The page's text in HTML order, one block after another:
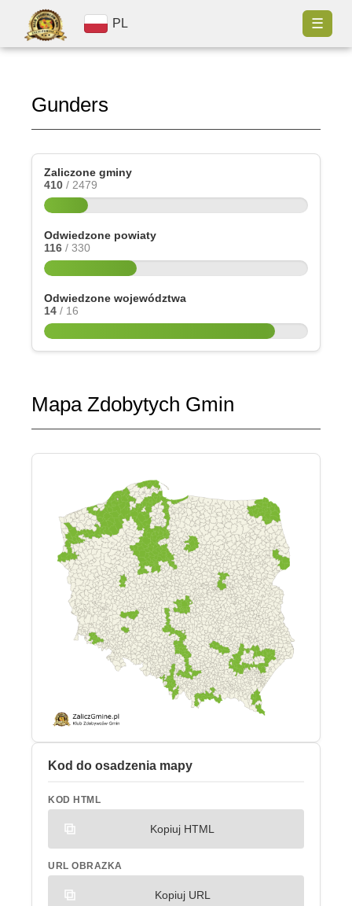
PL ☰
Gunders
Zaliczone gminy
410 / 2479
Odwiedzone powiaty
116 / 330
Odwiedzone województwa
14 / 16
Mapa Zdobytych Gmin
Kod do osadzenia mapy
KOD HTML
Kopiuj HTML
URL OBRAZKA
Kopiuj URL